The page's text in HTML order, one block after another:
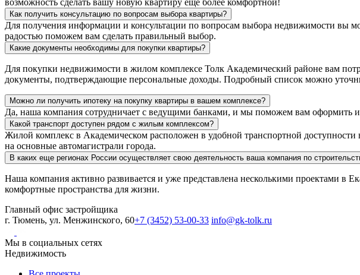
Как получить консультацию по вопросам выбора квартиры?
Для получения информации и консультации по вопросам выбора недвижимости вы
радостью поможем вам сделать правильный выбор.
Какие документы необходимы для покупки квартиры?
Для покупки недвижимости в жилом комплексе Толк Академический районе вам
документы, подтверждающие персональные доходы. Подробный список можно
Можно ли получить ипотеку на покупку квартиры в вашем комплексе?
Да, наша компания сотрудничает с ведущими банками, и мы поможем вам
Какой транспорт доступен рядом с жилым комплексом?
Жилой комплекс в Академическом расположен в удобной транспортной
на основные автомагистрали города.
В каких еще регионах России осуществляет свою деятельность ваша компания по
Наша компания активно развивается и уже представлена несколькими проектами в
комфортные пространства для жизни.
Главный офис застройщика
г. Тюмень, ул. Менжинского, 60+7 (3452) 53-00-33 info@gk-tolk.ru
Мы в социальных сетях
Недвижимость